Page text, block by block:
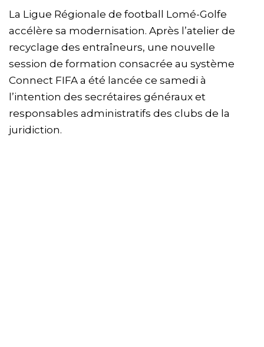
La Ligue Régionale de football Lomé-Golfe
accélère sa modernisation. Après l’atelier de
recyclage des entraîneurs, une nouvelle
session de formation consacrée au système
Connect FIFA a été lancée ce samedi à
l’intention des secrétaires généraux et
responsables administratifs des clubs de la
juridiction.